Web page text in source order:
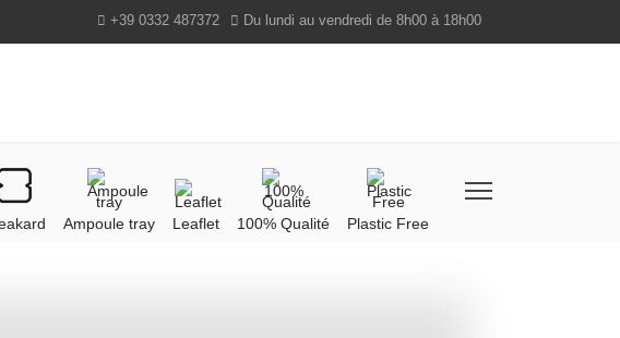
+39 0332 487372 Du lundi au vendredi de 8h00 à 18h00
Ampoule tray Leaflet 100% Qualité Plastic Free